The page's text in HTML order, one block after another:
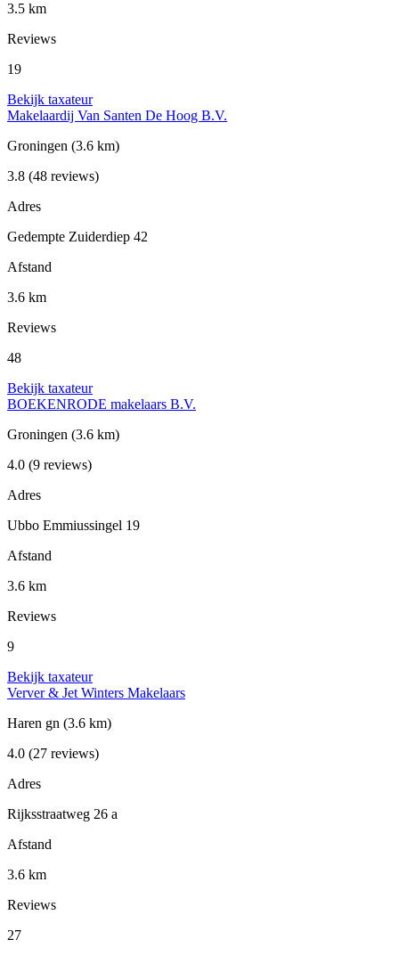
3.5 km
Reviews
19
Bekijk taxateur
Makelaardij Van Santen De Hoog B.V.
Groningen (3.6 km)
3.8 (48 reviews)
Adres
Gedempte Zuiderdiep 42
Afstand
3.6 km
Reviews
48
Bekijk taxateur
BOEKENRODE makelaars B.V.
Groningen (3.6 km)
4.0 (9 reviews)
Adres
Ubbo Emmiussingel 19
Afstand
3.6 km
Reviews
9
Bekijk taxateur
Verver & Jet Winters Makelaars
Haren gn (3.6 km)
4.0 (27 reviews)
Adres
Rijksstraatweg 26 a
Afstand
3.6 km
Reviews
27